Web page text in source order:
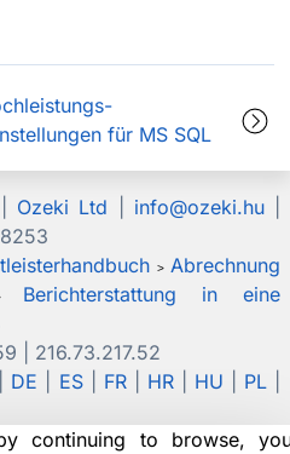
für MS SQL
Ozeki Ltd info@ozeki.hu|
> Abrechnung
Berichterstattung in eine
| 216.73.217.52
DE ES| FR| HR| HU PL
continuing to browse,